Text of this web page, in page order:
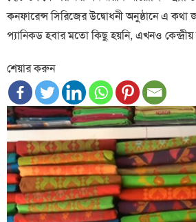
কনফারেন্স সিরিজের উদ্বোধনী অনুষ্ঠানে এ কথা
প্যানিকড হবার মতো কিছু হয়নি, এখনও
শেয়ার করুন